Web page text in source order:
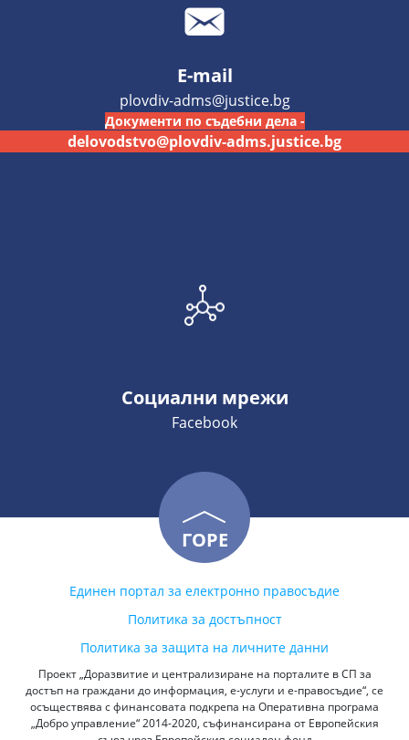
E-mail
plovdiv-adms@justice.bg
Документи по съдебни дела -
delovodstvo@plovdiv-adms.justice.bg
Социални мрежи
Facebook
ГОРЕ
Единен портал за електронно правосъдие
Политика за достъпност
Политика за защита на личните данни
Проект „Доразвитие и централизиране на порталите в СП за
достъп на граждани до информация, е-услуги и е-правосъдие“, се
осъществява с финансовата подкрепа на Оперативна програма
„Добро управление“ 2014-2020, съфинансирана от Европейския